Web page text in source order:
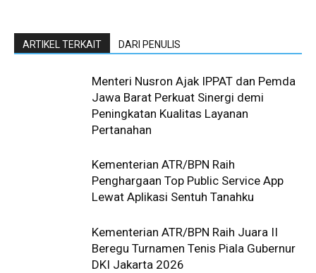
ARTIKEL TERKAIT DARI PENULIS
Menteri Nusron Ajak IPPAT dan Pemda
Jawa Barat Perkuat Sinergi demi
Peningkatan Kualitas Layanan
Pertanahan
Kementerian ATR/BPN Raih
Penghargaan Top Public Service App
Lewat Aplikasi Sentuh Tanahku
Kementerian ATR/BPN Raih Juara II
Beregu Turnamen Tenis Piala Gubernur
DKI Jakarta 2026